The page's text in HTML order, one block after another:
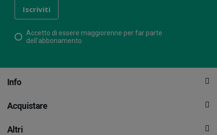
Accetto di essere maggiorenne per far parte
dell'abbonamento
Info
Acquistare
Altri